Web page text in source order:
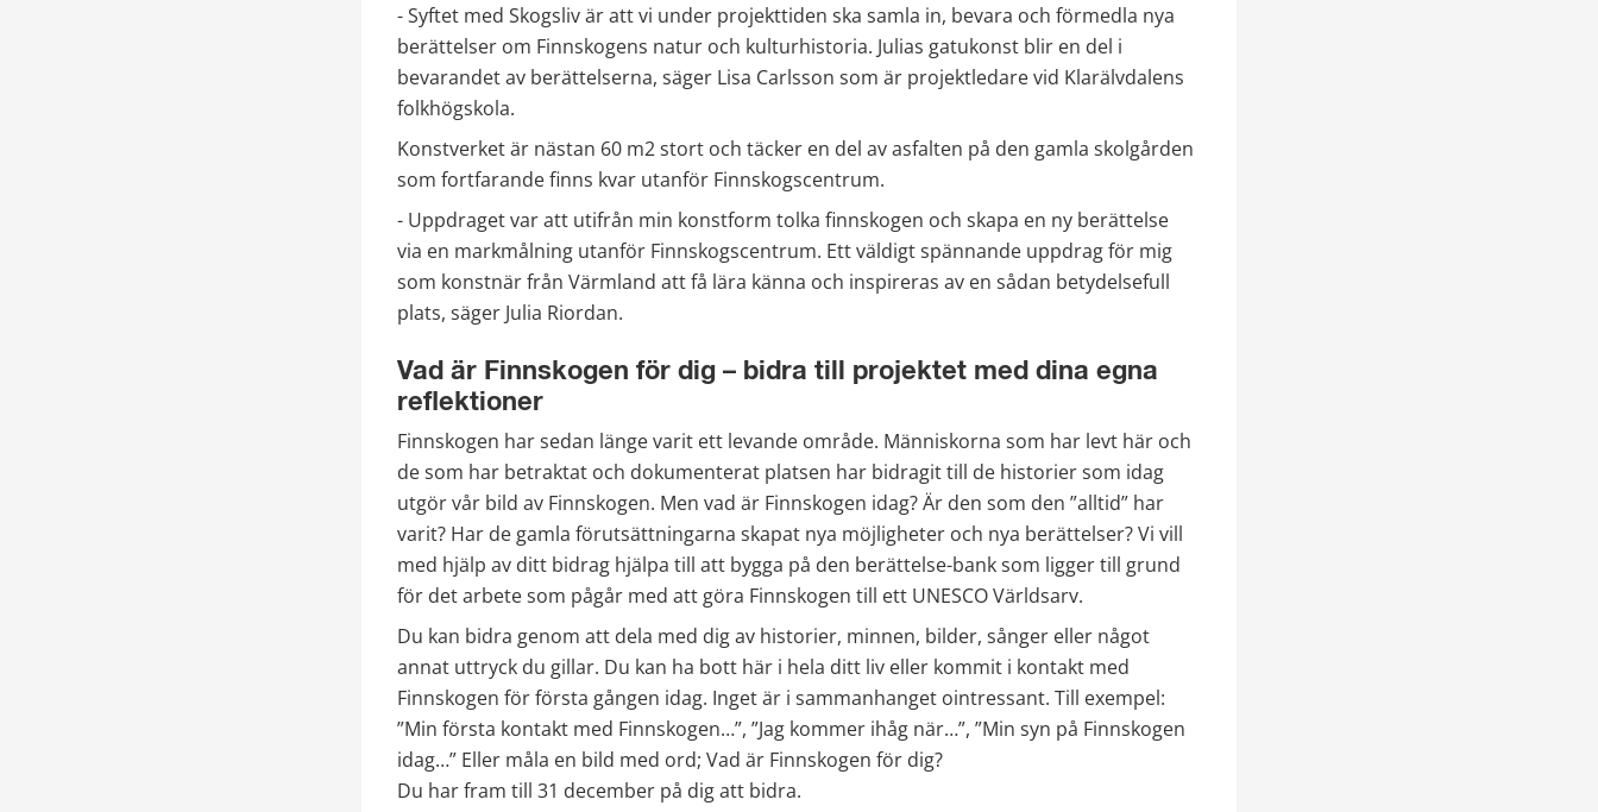
- Syftet med Skogsliv är att vi under projekttiden ska samla in, bevara och förmedla nya
berättelser om Finnskogens natur och kulturhistoria. Julias gatukonst blir en del i
bevarandet av berättelserna, säger Lisa Carlsson som är projektledare vid Klarälvdalens
folkhögskola.
Konstverket är nästan 60 m2 stort och täcker en del av asfalten på den gamla skolgården
som fortfarande finns kvar utanför Finnskogscentrum.
- Uppdraget var att utifrån min konstform tolka finnskogen och skapa en ny berättelse
via en markmålning utanför Finnskogscentrum. Ett väldigt spännande uppdrag för mig
som konstnär från Värmland att få lära känna och inspireras av en sådan betydelsefull
plats, säger Julia Riordan.
Vad är Finnskogen för dig – bidra till projektet med dina egna
reflektioner
Finnskogen har sedan länge varit ett levande område. Människorna som har levt här och
de som har betraktat och dokumenterat platsen har bidragit till de historier som idag
utgör vår bild av Finnskogen. Men vad är Finnskogen idag? Är den som den ”alltid” har
varit? Har de gamla förutsättningarna skapat nya möjligheter och nya berättelser? Vi vill
med hjälp av ditt bidrag hjälpa till att bygga på den berättelse-bank som ligger till grund
för det arbete som pågår med att göra Finnskogen till ett UNESCO Världsarv.
Du kan bidra genom att dela med dig av historier, minnen, bilder, sånger eller något
annat uttryck du gillar. Du kan ha bott här i hela ditt liv eller kommit i kontakt med
Finnskogen för första gången idag. Inget är i sammanhanget ointressant. Till exempel:
”Min första kontakt med Finnskogen…”, ”Jag kommer ihåg när…”, ”Min syn på Finnskogen
idag…” Eller måla en bild med ord; Vad är Finnskogen för dig?
Du har fram till 31 december på dig att bidra.